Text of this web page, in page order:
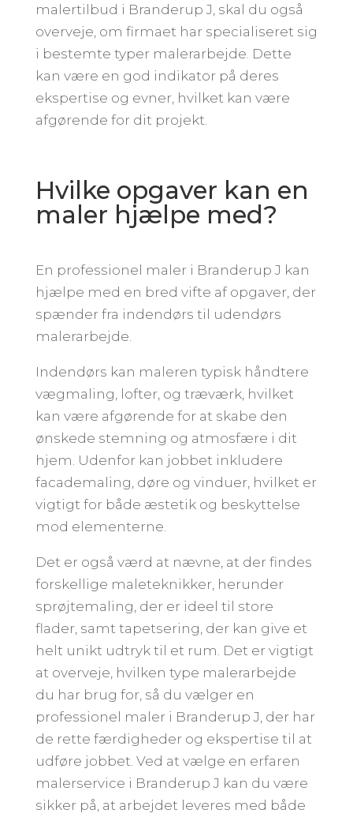
malertilbud i Branderup J, skal du også
overveje, om firmaet har specialiseret sig
i bestemte typer malerarbejde. Dette
kan være en god indikator på deres
ekspertise og evner, hvilket kan være
afgørende for dit projekt.
Hvilke opgaver kan en
maler hjælpe med?
En professionel maler i Branderup J kan
hjælpe med en bred vifte af opgaver, der
spænder fra indendørs til udendørs
malerarbejde.
Indendørs kan maleren typisk håndtere
vægmaling, lofter, og træværk, hvilket
kan være afgørende for at skabe den
ønskede stemning og atmosfære i dit
hjem. Udenfor kan jobbet inkludere
facademaling, døre og vinduer, hvilket er
vigtigt for både æstetik og beskyttelse
mod elementerne.
Det er også værd at nævne, at der findes
forskellige maleteknikker, herunder
sprøjtemaling, der er ideel til store
flader, samt tapetsering, der kan give et
helt unikt udtryk til et rum. Det er vigtigt
at overveje, hvilken type malerarbejde
du har brug for, så du vælger en
professionel maler i Branderup J, der har
de rette færdigheder og ekspertise til at
udføre jobbet. Ved at vælge en erfaren
malerservice i Branderup J kan du være
sikker på, at arbejdet leveres med både